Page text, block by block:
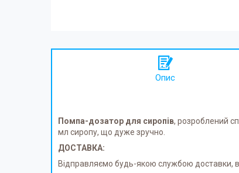
Опис
Помпа-дозатор для сиропів, розроблений
мл сиропу, що дуже зручно.
ДОСТАВКА:
Відправляємо будь-якою службою доставки,